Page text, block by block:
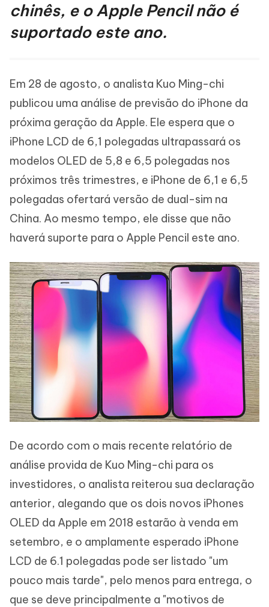
chinês, e o Apple Pencil não é
suportado este ano.
Em 28 de agosto, o analista Kuo Ming-chi
publicou uma análise de previsão do iPhone da
próxima geração da Apple. Ele espera que o
iPhone LCD de 6,1 polegadas ultrapassará os
modelos OLED de 5,8 e 6,5 polegadas nos
próximos três trimestres, e iPhone de 6,1 e 6,5
polegadas ofertará versão de dual-sim na
China. Ao mesmo tempo, ele disse que não
haverá suporte para o Apple Pencil este ano.
De acordo com o mais recente relatório de
análise provida de Kuo Ming-chi para os
investidores, o analista reiterou sua declaração
anterior, alegando que os dois novos iPhones
OLED da Apple em 2018 estarão à venda em
setembro, e o amplamente esperado iPhone
LCD de 6.1 polegadas pode ser listado "um
pouco mais tarde", pelo menos para entrega, o
que se deve principalmente a "motivos de